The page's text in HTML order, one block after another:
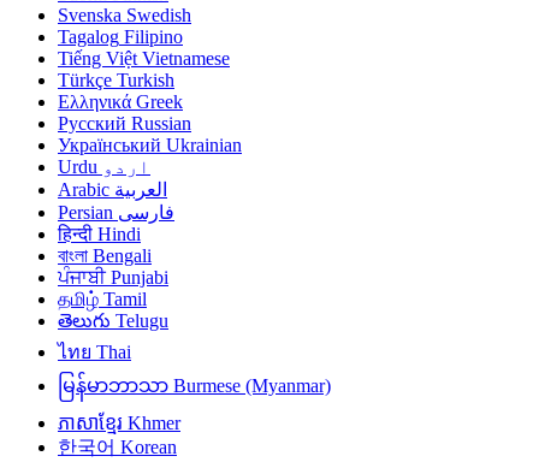
Svenska Swedish
Tagalog Filipino
Tiếng Việt Vietnamese
Türkçe Turkish
Ελληνικά Greek
Русский Russian
Український Ukrainian
اردو Urdu
العربية Arabic
فارسی Persian
हिन्दी Hindi
বাংলা Bengali
ਪੰਜਾਬੀ Punjabi
தமிழ் Tamil
తెలుగు Telugu
ไทย Thai
မြန်မာဘာသာ Burmese (Myanmar)
ភាសាខ្មែរ Khmer
한국어 Korean